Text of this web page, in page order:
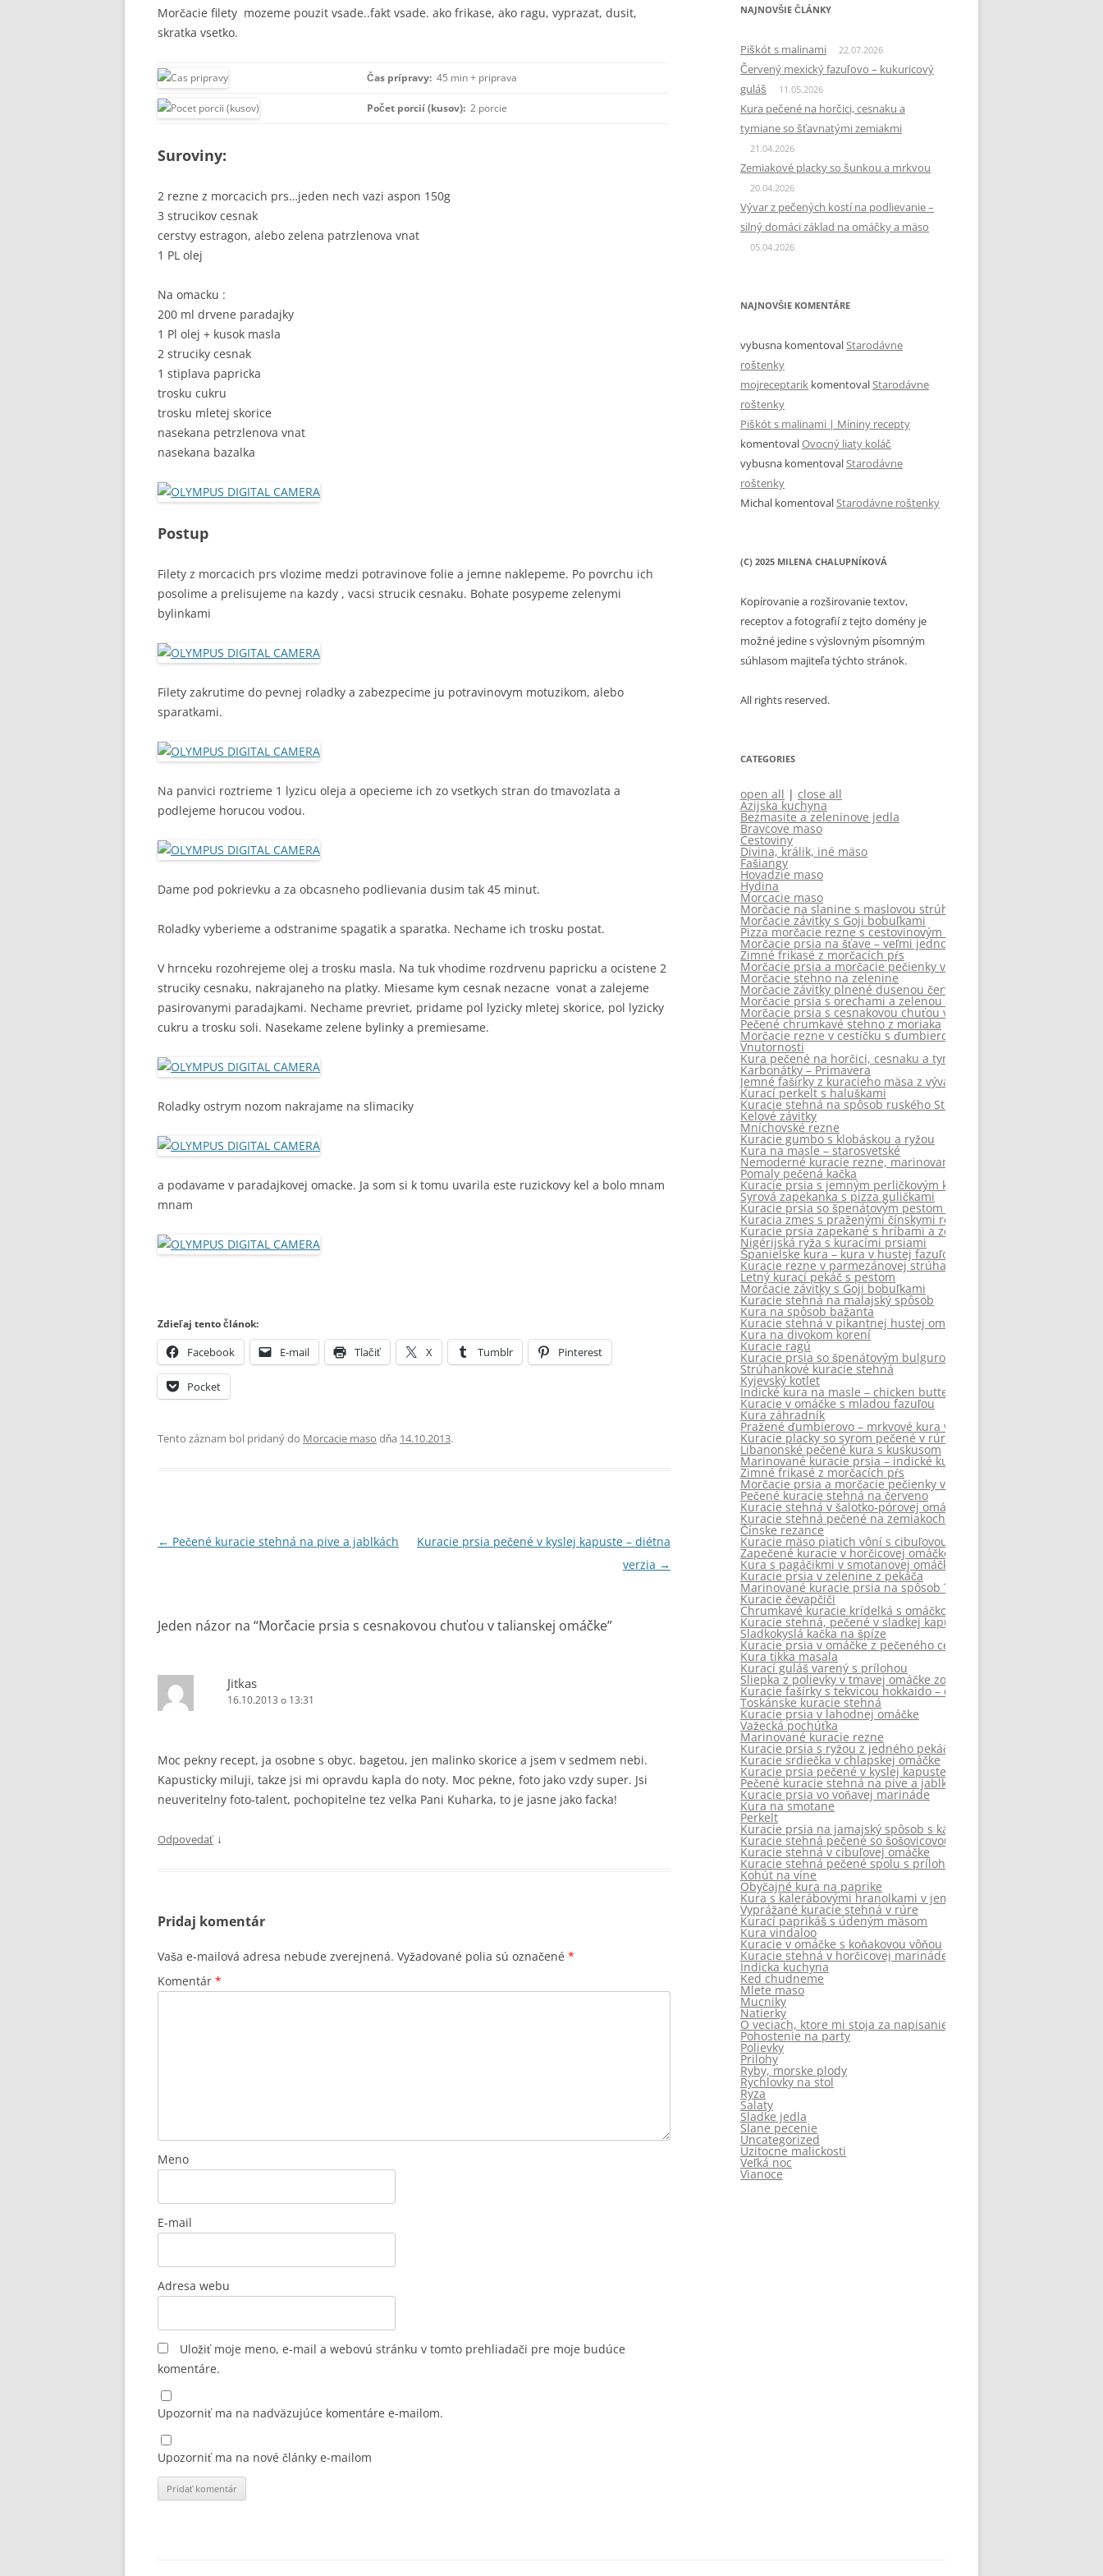
Morčacie filety mozeme pouzit vsade..fakt vsade. ako frikase, ako ragu, vyprazat, dusit,
skratka vsetko.
Čas prípravy: 45 min + priprava
Počet porcií (kusov): 2 porcie
Suroviny:
2 rezne z morcacich prs…jeden nech vazi aspon 150g
3 strucikov cesnak
cerstvy estragon, alebo zelena patrzlenova vnat
1 PL olej
Na omacku :
200 ml drvene paradajky
1 Pl olej + kusok masla
2 struciky cesnak
1 stiplava papricka
trosku cukru
trosku mletej skorice
nasekana petrzlenova vnat
nasekana bazalka
Postup
Filety z morcacich prs vlozime medzi potravinove folie a jemne naklepeme. Po povrchu ich
posolime a prelisujeme na kazdy , vacsi strucik cesnaku. Bohate posypeme zelenymi
bylinkami
Filety zakrutime do pevnej roladky a zabezpecime ju potravinovym motuzikom, alebo
sparatkami.
Na panvici roztrieme 1 lyzicu oleja a opecieme ich zo vsetkych stran do tmavozlata a
podlejeme horucou vodou.
Dame pod pokrievku a za obcasneho podlievania dusim tak 45 minut.
Roladky vyberieme a odstranime spagatik a sparatka. Nechame ich trosku postat.
V hrnceku rozohrejeme olej a trosku masla. Na tuk vhodime rozdrvenu papricku a ocistene 2
struciky cesnaku, nakrajaneho na platky. Miesame kym cesnak nezacne vonat a zalejeme
pasirovanymi paradajkami. Nechame prevriet, pridame pol lyzicky mletej skorice, pol lyzicky
cukru a trosku soli. Nasekame zelene bylinky a premiesame.
Roladky ostrym nozom nakrajame na slimaciky
a podavame v paradajkovej omacke. Ja som si k tomu uvarila este ruzickovy kel a bolo mnam
mnam
Zdieľaj tento článok:
Facebook E-mail Tlačiť X Tumblr Pinterest
Pocket
Tento záznam bol pridaný do Morcacie maso dňa 14.10.2013.
Navigácia
← Pečené kuracie stehná na pive a jablkách
Kuracie prsia pečené v kyslej kapuste – diétna
verzia →
Jeden názor na “Morčacie prsia s cesnakovou chuťou v talianskej omáčke”
Jitkas
16.10.2013 o 13:31
Moc pekny recept, ja osobne s obyc. bagetou, jen malinko skorice a jsem v sedmem nebi.
Kapusticky miluji, takze jsi mi opravdu kapla do noty. Moc pekne, foto jako vzdy super. Jsi
neuveritelny foto-talent, pochopitelne tez velka Pani Kuharka, to je jasne jako facka!
Odpovedať ↓
Pridaj komentár
Vaša e-mailová adresa nebude zverejnená. Vyžadované polia sú označené *
Komentár *
Meno
E-mail
Adresa webu
Uložiť moje meno, e-mail a webovú stránku v tomto prehliadači pre moje budúce
komentáre.
Upozorniť ma na nadväzujúce komentáre e-mailom.
Upozorniť ma na nové články e-mailom
NAJNOVŠIE ČLÁNKY
Piškót s malinami 22.07.2026
Červený mexický fazuľovo – kukuricový
guláš
11.05.2026
Kura pečené na horčici, cesnaku a
tymiane so šťavnatými zemiakmi
21.04.2026
Zemiakové placky so šunkou a mrkvou
20.04.2026
Vývar z pečených kostí na podlievanie –
silný domáci základ na omáčky a mäso
05.04.2026
NAJNOVŠIE KOMENTÁRE
vybusna komentovalStarodávne
roštenky
mojreceptarik komentovalStarodávne
roštenky
Piškót s malinami | Míniny recepty
komentovalOvocný liaty koláč
vybusna komentovalStarodávne
roštenky
Michal komentovalStarodávne roštenky
(C) 2025 MILENA CHALUPNÍKOVÁ
Kopírovanie a rozširovanie textov,
receptov a fotografií z tejto domény je
možné jedine s výslovným písomným
súhlasom majiteľa týchto stránok.
All rights reserved.
CATEGORIES
open all | close all
Azijska kuchyna
Bezmasite a zeleninove jedla
Bravcove maso
Cestoviny
Divina, králik, iné mäso
Fašiangy
Hovadzie maso
Hydina
Morcacie maso
Morčacie na slanine s maslovou strúhankou
Morčacie závitky s Goji bobuľkami
Pizza morčacie rezne s cestovinovým šalátom
Morčacie prsia na šťave – veľmi jednoduché a na dva sposoby
Zimné frikasé z morčacích pŕs
Morčacie prsia a morčacie pečienky v omáčke
Morčacie stehno na zelenine
Morčacie závitky plnené dusenou červenou kapustou
Morčacie prsia s orechami a zelenou fazuľkou
Morčacie prsia s cesnakovou chuťou v talianskej omáčke
Pečené chrumkavé stehno z moriaka
Morčacie rezne v cestíčku s ďumbierovou chuťou
Vnutornosti
Kura pečené na horčici, cesnaku a tymiane so šťavnatými
Karbonátky – Primavera
Jemné fašírky z kuracieho mäsa z vývaru so zeleninovo-
Kurací perkelt s haluškami
Kuracie stehná na spôsob ruského Stroganova
Kelové závitky
Mníchovské rezne
Kuracie gumbo s klobáskou a ryžou
Kura na masle – starosvetské
Nemoderné kuracie rezne, marinované v jogurte
Pomaly pečená kačka
Kuracie prsia s jemným perličkovým karfiolom
Syrová zapekanka s pizza guličkami
Kuracie prsia so špenátovým pestom a cuketovými „rezancami“
Kuracia zmes s praženými čínskymi rezancami
Kuracie prsia zapekané s hríbami a zemiakmi v pekáči
Nigérijská ryža s kuracími prsiami
Španielske kura – kura v hustej fazuľovej omáčke
Kuracie rezne v parmezánovej strúhanke bez vyprážania
Letný kurací pekáč s pestom
Morčacie závitky s Goji bobuľkami
Kuracie stehná na malajský spôsob
Kura na spôsob bažanta
Kuracie stehná v pikantnej hustej omáčke – kuracie gumbo
Kura na divokom korení
Kuracie ragú
Kuracie prsia so špenátovým bulgurom
Strúhankové kuracie stehná
Kyjevský kotlet
Indické kura na masle – chicken butter masala
Kuracie v omáčke s mladou fazuľou
Kura záhradník
Pražené ďumbierovo – mrkvové kura v pomarančovej šťave
Kuracie placky so syrom pečené v rúre
Libanonské pečené kura s kuskusom
Marinované kuracie prsia – indické kuracie tandoori
Zimné frikasé z morčacích pŕs
Morčacie prsia a morčacie pečienky v omáčke
Pečené kuracie stehná na červeno
Kuracie stehná v šalotko-pórovej omáčke
Kuracie stehná pečené na zemiakoch
Čínske rezance
Kuracie mäso piatich vôní s cibuľovou ryžou
Zapečené kuracie v horčicovej omáčke
Kura s pagáčikmi v smotanovej omáčke
Kuracie prsia v zelenine z pekáča
Marinované kuracie prsia na spôsob Tandoori
Kuracie čevapčiči
Chrumkavé kuracie krídelká s omáčkou
Kuracie stehná, pečené v sladkej kapuste
Sladkokyslá kačka na špíze
Kuracie prsia v omáčke z pečeného cesnaku
Kura tikka masala
Kurací guláš varený s prílohou
Sliepka z polievky v tmavej omáčke zo slivkového lekváru, sliviek
Kuracie fašírky s tekvicou hokkaido – diétne
Toskánske kuracie stehná
Kuracie prsia v lahodnej omáčke
Važecká pochúťka
Marinované kuracie rezne
Kuracie prsia s ryžou z jedného pekáčika
Kuracie srdiečka v chlapskej omáčke
Kuracie prsia pečené v kyslej kapuste – diétna verzia
Pečené kuracie stehná na pive a jablkách
Kuracie prsia vo voňavej marináde
Kura na smotane
Perkelt
Kuracie prsia na jamajský spôsob s kávovým akcentom
Kuracie stehná pečené so šošovicovou prílohou
Kuracie stehná v cibuľovej omáčke
Kuracie stehná pečené spolu s prílohou
Kohút na víne
Obyčajné kura na paprike
Kura s kalerábovými hranolkami v jemnej omáčke – diétne
Vyprážané kuracie stehná v rúre
Kurací paprikáš s údeným mäsom
Kura vindaloo
Kuracie v omáčke s koňakovou vôňou
Kuracie stehná v horčicovej marináde
Indicka kuchyna
Ked chudneme
Mlete maso
Mucniky
Natierky
O veciach, ktore mi stoja za napisanie
Pohostenie na party
Polievky
Prilohy
Ryby, morske plody
Rychlovky na stol
Ryza
Salaty
Sladke jedla
Slane pecenie
Uncategorized
Uzitocne malickosti
Veľká noc
Vianoce